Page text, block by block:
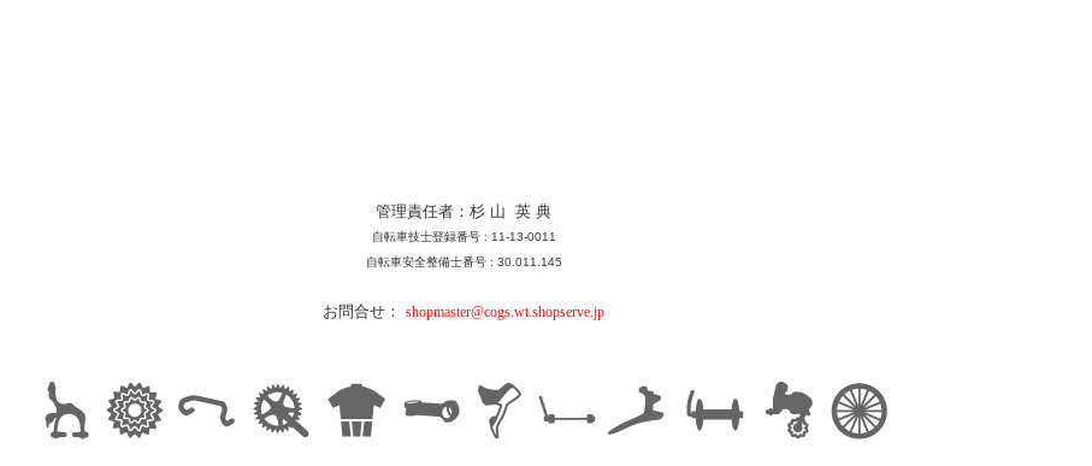
管理責任者：杉 山 英 典
自転車技士登録番号 : 11-13-0011
自転車安全整備士番号 : 30.011.145
お問合せ： shopmaster@cogs.wt.shopserve.jp